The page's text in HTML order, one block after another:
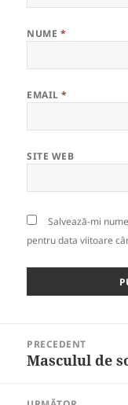
NUME *
EMAIL*
SITE WEB
Salvează-mi
pentru data viitoare
articole
PRECEDENT
Articolul
Masculul de